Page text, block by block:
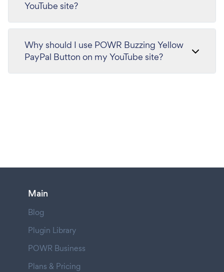
YouTube site?
Why should I use POWR Buzzing Yellow
PayPal Button on my YouTube site?
Main
Blog
Plugin Library
POWR Business
Plans & Pricing